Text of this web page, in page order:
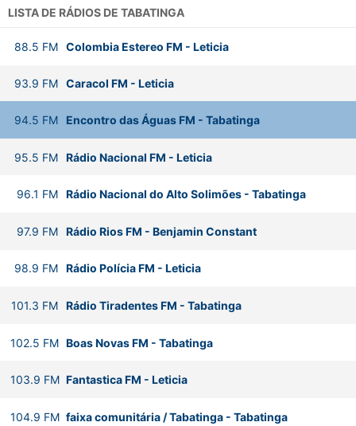
LISTA DE RÁDIOS DE TABATINGA
88.5 FM Colombia Estereo FM - Leticia
93.9 FM Caracol FM - Leticia
94.5 FM Encontro das Águas FM - Tabatinga
95.5 FM Rádio Nacional FM - Leticia
96.1 FM Rádio Nacional do Alto Solimões- Tabatinga
97.9 FM Rádio Rios FM - Benjamin Constant
98.9 FM Rádio Polícia FM - Leticia
101.3 FM Rádio Tiradentes FM - Tabatinga
102.5 FM Boas Novas FM - Tabatinga
103.9 FM Fantastica FM - Leticia
104.9 FM faixa comunitária / Tabatinga- Tabatinga